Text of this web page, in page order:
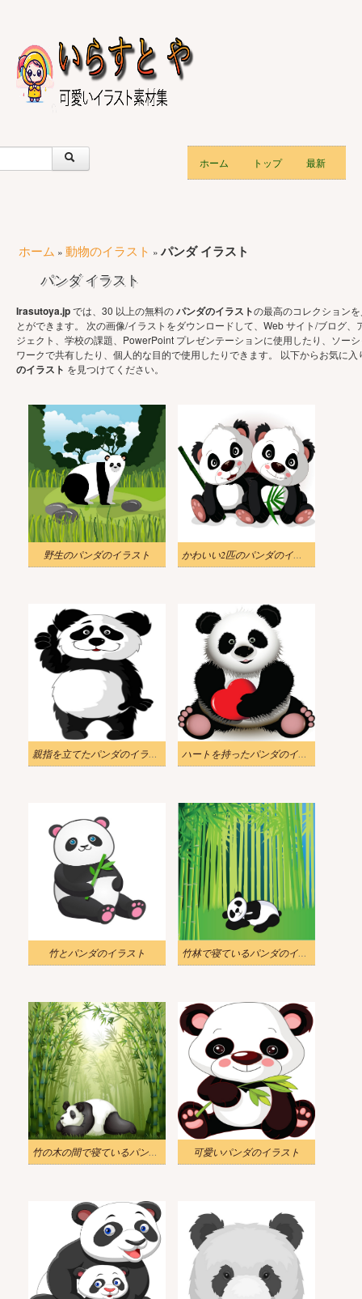
ホーム トップ 最新
ホーム » 動物のイラスト » パンダ イラスト
パンダ イラスト
Irasutoya.jpでは、30 以上の無料のパンダのイラストの最高のコレクション
とができます。 次の画像/イラストをダウンロードして、Web サイト/ブログ、
ジェクト、学校の課題、PowerPoint プレゼンテーションに使用したり、ソー
ワークで共有したり、個人的な目的で使用したりできます。 以下からお気に入
のイラスト を見つけてください。
野生のパンダのイラスト かわいい2匹のパンダのイラスト
親指を立てたパンダのイラスト ハートを持ったパンダのイラスト
竹とパンダのイラスト 竹林で寝ているパンダのイラスト
竹の木の間で寝ているパンダのイラスト 可愛いパンダのイラスト